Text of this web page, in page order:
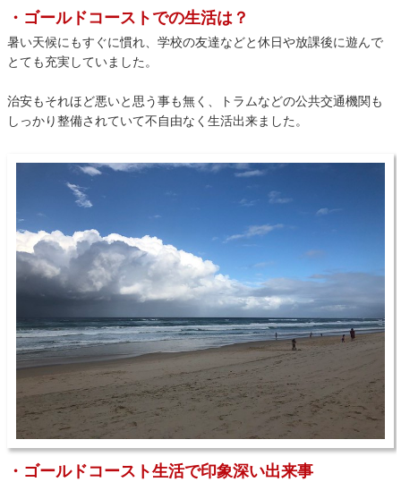
・ゴールドコーストでの生活は？
暑い天候にもすぐに慣れ、学校の友達などと休日や放課後に遊んで
とても充実していました。
治安もそれほど悪いと思う事も無く、トラムなどの公共交通機関も
しっかり整備されていて不自由なく生活出来ました。
・ゴールドコースト生活で印象深い出来事